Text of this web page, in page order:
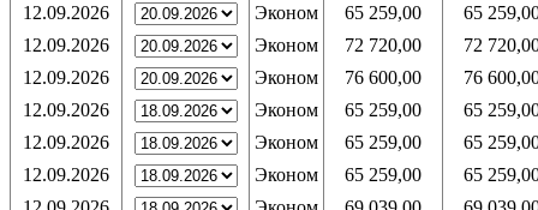
12.09.2026
Эконом 65 259,00
65
12.09.2026
Эконом 72 720,00
72
12.09.2026
Эконом 76 600,00
76
12.09.2026
Эконом 65 259,00
65
12.09.2026
Эконом 65 259,00
65
12.09.2026
Эконом 65 259,00
65